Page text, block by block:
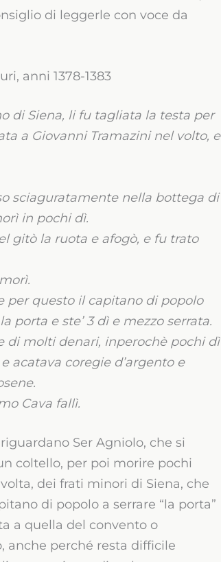
di leggerle con voce da
anni 1378-1383
di Siena, li fu tagliata la testa per
a Giovanni Tramazini nel volto, e
sciaguratamente nella bottega di
in pochi dì.
gitò la ruota e afogò, e fu trato
per questo il capitano di popolo
porta e ste’ 3 dì e mezzo serrata.
di molti denari, inperochè pochi dì
acatava coregie d’argento e
Cava fallì.
Ser Agniolo, che si
coltello, per poi morire pochi
dei frati minori di Siena, che
di popolo a serrare “la porta”
a quella del convento o
anche perché resta difficile